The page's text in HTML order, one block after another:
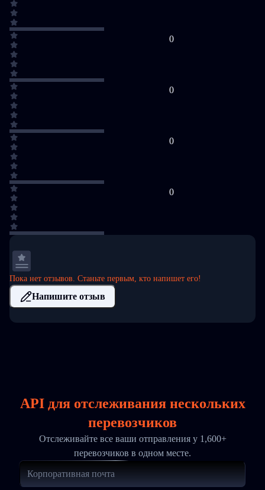
0
0
0
0
Пока нет отзывов. Станьте первым, кто напишет его!
Напишите отзыв
API для отслеживания нескольких
перевозчиков
Отслеживайте все ваши отправления у 1,600+
перевозчиков в одном месте.